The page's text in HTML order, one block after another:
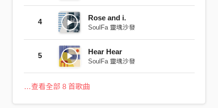
4 Rose and i.
SoulFa 靈魂沙發
5 Hear Hear
SoulFa 靈魂沙發
…查看全部 8 首歌曲